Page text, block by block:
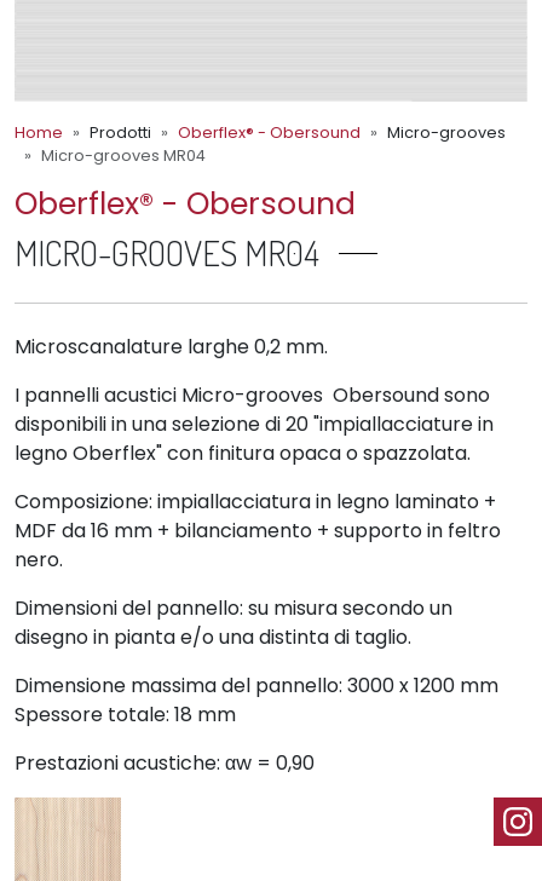
Home Prodotti Oberflex® - Obersound
Micro-grooves
Micro-grooves MR04
Oberflex® - Obersound
MICRO-GROOVES MR04
Microscanalature larghe 0,2 mm.
I pannelli acustici Micro-grooves Obersound sono
disponibili in una selezione di 20 "impiallacciature in
legno Oberflex" con finitura opaca o spazzolata.
Composizione: impiallacciatura in legno laminato +
MDF da 16 mm + bilanciamento + supporto in feltro
nero.
Dimensioni del pannello: su misura secondo un
disegno in pianta e/o una distinta di taglio.
Dimensione massima del pannello: 3000 x 1200 mm
Spessore totale: 18 mm
Prestazioni acustiche: αw = 0,90